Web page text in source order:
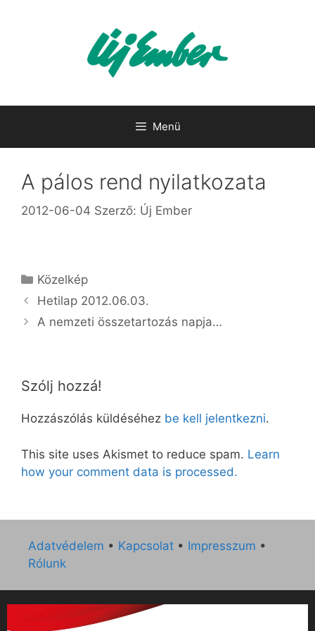
Menü
A pálos rend nyilatkozata
2012-06-04 Szerző: Új Ember
Kategória
Közelkép
Hetilap 2012.06.03.
A nemzeti összetartozás napja…
Szólj hozzá!
Hozzászólás küldéséhez be kell jelentkezni.
This site uses Akismet to reduce spam. Learn
how your comment data is processed.
Adatvédelem • Kapcsolat • Impresszum •
Rólunk